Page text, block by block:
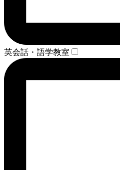
英会話・語学教室